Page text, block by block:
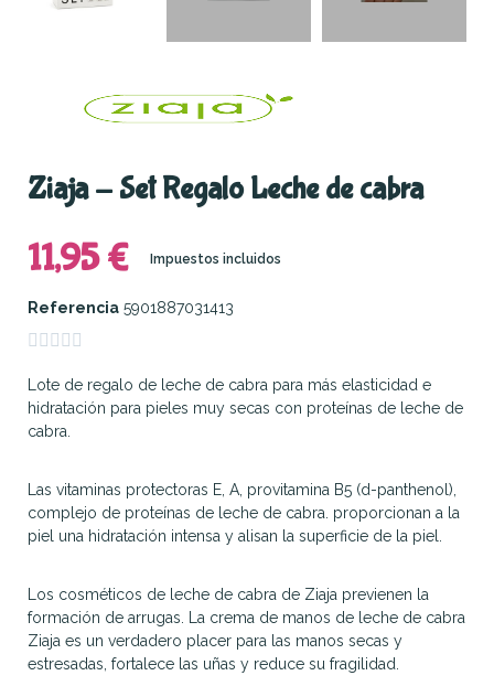
Ziaja - Set Regalo Leche de cabra
11,95 € Impuestos incluidos
Referencia 5901887031413
    
Lote de regalo de leche de cabra para más elasticidad e
hidratación para pieles muy secas con proteínas de leche de
cabra.
Las vitaminas protectoras E, A, provitamina B5 (d-panthenol),
complejo de proteínas de leche de cabra. proporcionan a la
piel una hidratación intensa y alisan la superficie de la piel.
Los cosméticos de leche de cabra de Ziaja previenen la
formación de arrugas. La crema de manos de leche de cabra
Ziaja es un verdadero placer para las manos secas y
estresadas, fortalece las uñas y reduce su fragilidad.